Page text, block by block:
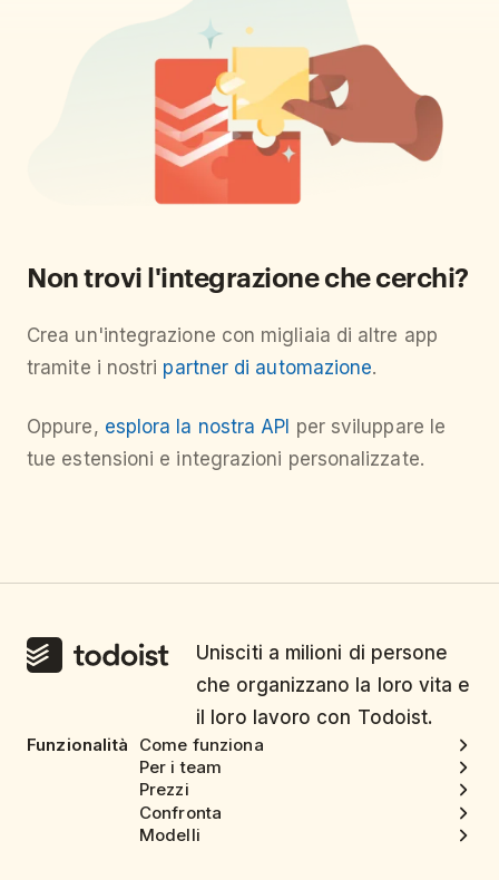
Non trovi l'integrazione che cerchi?
Crea un'integrazione con migliaia di altre app
tramite i nostri partner di automazione.
Oppure, esplora la nostra API per sviluppare le
tue estensioni e integrazioni personalizzate.
Unisciti a milioni di persone
che organizzano la loro vita e
il loro lavoro con Todoist.
Funzionalità
Come funziona
Per i team
Prezzi
Confronta
Modelli